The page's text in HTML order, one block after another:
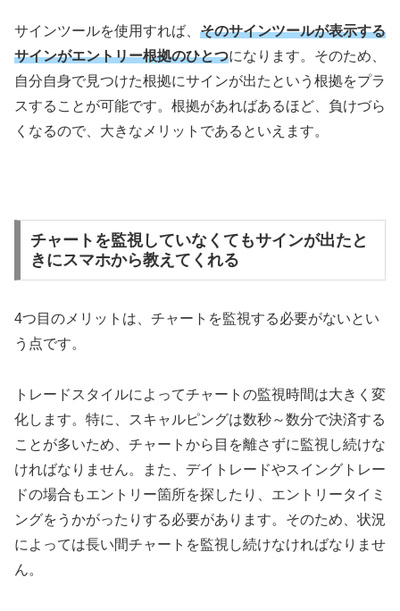
サインツールを使用すれば、 そのサインツールが表示する
サインがエントリー根拠のひとつになります。そのため、
自分自身で見つけた根拠にサインが出たという根拠をプラ
スすることが可能です。根拠があればあるほど、負けづら
くなるので、大きなメリットであるといえます。
チャートを監視していなくてもサインが出たと
きにスマホから教えてくれる
4つ目のメリットは、チャートを監視する必要がないとい
う点です。
トレードスタイルによってチャートの監視時間は大きく変
化します。特に、スキャルピングは数秒～数分で決済する
ことが多いため、チャートから目を離さずに監視し続けな
ければなりません。また、デイトレードやスイングトレー
ドの場合もエントリー箇所を探したり、エントリータイミ
ングをうかがったりする必要があります。そのため、状況
によっては長い間チャートを監視し続けなければなりませ
ん。